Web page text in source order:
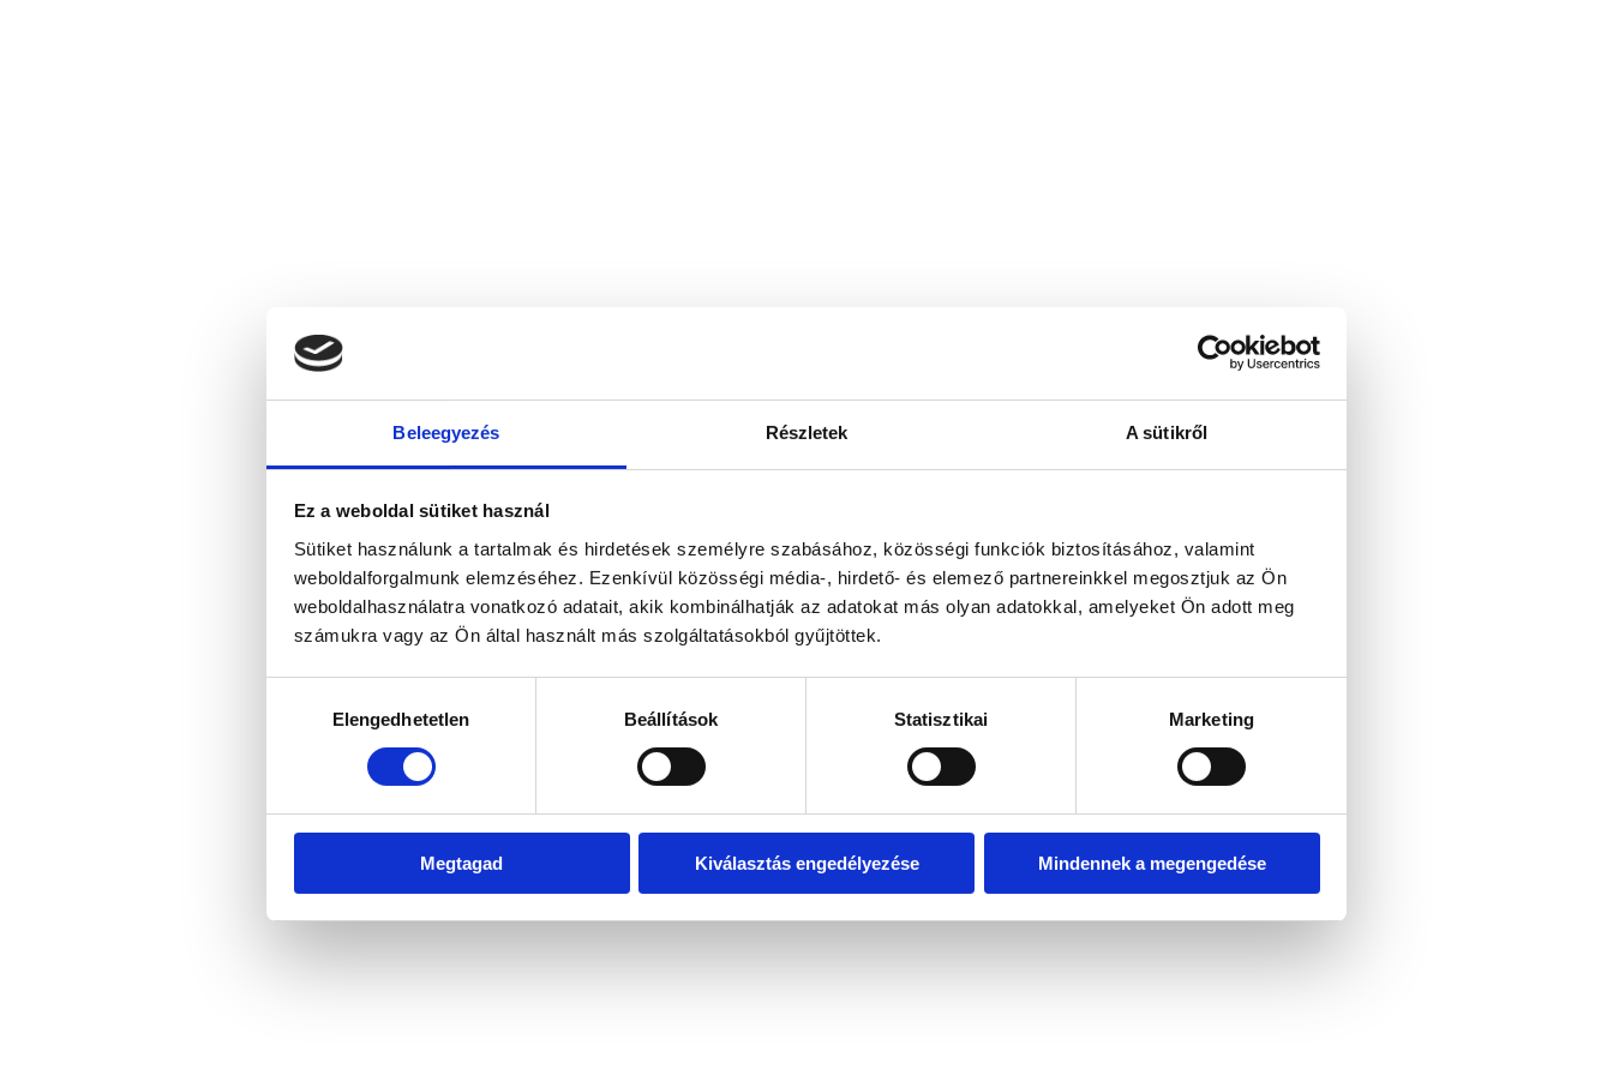
Beleegyezés Részletek A sütikről
Ez a weboldal sütiket használ
Sütiket használunk a tartalmak és hirdetések személyre szabásához, közösségi funkciók biztosításához, valamint
weboldalforgalmunk elemzéséhez. Ezenkívül közösségi média-, hirdető- és elemező partnereinkkel megosztjuk az Ön
weboldalhasználatra vonatkozó adatait, akik kombinálhatják az adatokat más olyan adatokkal, amelyeket Ön adott meg
számukra vagy az Ön által használt más szolgáltatásokból gyűjtöttek.
kiválasztásaElengedhetetlen Beállítások Statisztikai Marketing
Megtagad Kiválasztás engedélyezése Mindennek a megengedése
Application error: a client-side exception has occurred while loadingwww.bicapp.hu (see the browser console for more information)